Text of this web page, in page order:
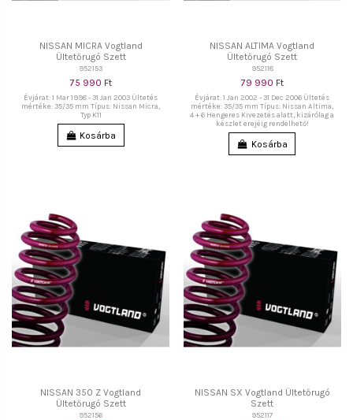
NISSAN MICRA Vogtland
Ültetőrugó Szett
952153
75 990 Ft
Évjárat: 1 Mar 1998 - 31 Jan 2003 Ültetés
mértéke: 35/35 mm Típus: Nissan Micra,
Typ K11
Kosárba
NISSAN ALTIMA Vogtland
Ültetőrugó Szett
952118
79 990 Ft
Évjárat: 1 Jan 2002 - 31 Dec 2006 Ültetés
mértéke: 35/35 mm Típus: Nissan Altima,
4 + 6 Hengeres Kivezetés alatt, kizárólag a
készlet erejéig rendelhető!
Kosárba
NISSAN 350 Z Vogtland
Ültetőrugó Szett
952156
NISSAN SX Vogtland Ültetőrugó
Szett
952117